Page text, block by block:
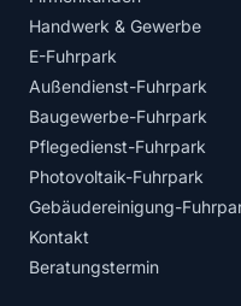
Handwerk & Gewerbe
E-Fuhrpark
Außendienst-Fuhrpark
Baugewerbe-Fuhrpark
Pflegedienst-Fuhrpark
Photovoltaik-Fuhrpark
Gebäudereinigung-
Kontakt
Beratungstermin